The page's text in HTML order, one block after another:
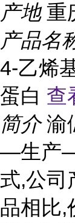
产地 重
产品名
4-乙烯
蛋白 查
简介 渝
—生产—
式,公司
品相比,